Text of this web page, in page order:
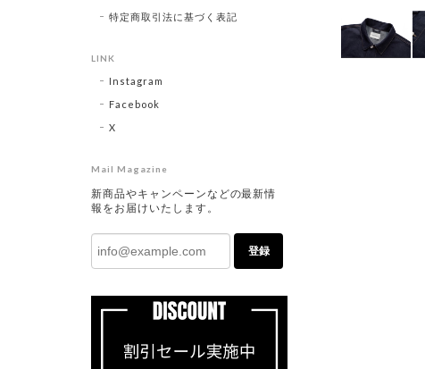
特定商取引法に基づく表記
LINK
Instagram
Facebook
X
Mail Magazine
新商品やキャンペーンなどの最新情
報をお届けいたします。
登録